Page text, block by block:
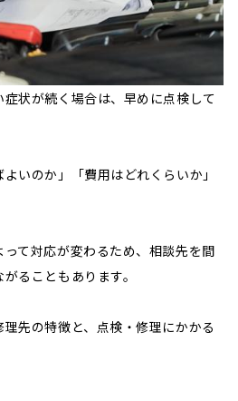
状が続く場合は、早めに点検して
いのか」「費用はどれくらいか」
て対応が変わるため、相談先を間
ることもあります。
先の特徴と、点検・修理にかかる